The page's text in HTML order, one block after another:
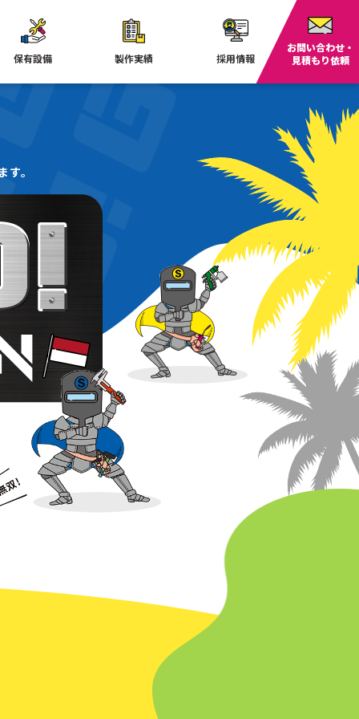
保有設備 製作実績 採用情報
お問い合わせ・
見積もり依頼
。